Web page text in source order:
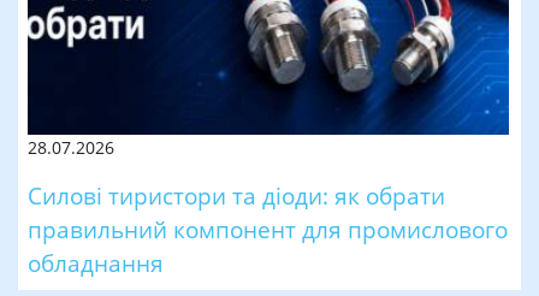
28.07.2026
Силові тиристори та діоди: як обрати
правильний компонент для промислового
обладнання